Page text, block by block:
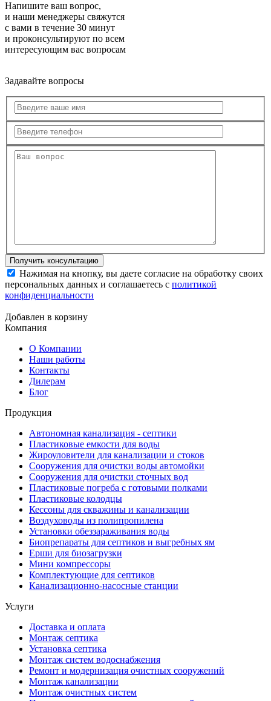
Напишите ваш вопрос,
и наши менеджеры свяжутся
с вами в течение 30 минут
и проконсультируют по всем
интересующим вас вопросам
Задавайте вопросы
Нажимая на кнопку, вы даете согласие на обработку своих
персональных данных и соглашаетесь с политикой
конфиденциальности
Добавлен в корзину
Компания
О Компании
Наши работы
Контакты
Дилерам
Блог
Продукция
Автономная канализация - септики
Пластиковые емкости для воды
Жироуловители для канализации и стоков
Сооружения для очистки воды автомойки
Сооружения для очистки сточных вод
Пластиковые погреба с готовыми полками
Пластиковые колодцы
Кессоны для скважины и канализации
Воздуховоды из полипропилена
Установки обеззараживания воды
Биопрепараты для септиков и выгребных ям
Ерши для биозагрузки
Мини компрессоры
Комплектующие для септиков
Канализационно-насосные станции
Услуги
Доставка и оплата
Монтаж септика
Установка септика
Монтаж систем водоснабжения
Ремонт и модернизация очистных сооружений
Монтаж канализации
Монтаж очистных систем